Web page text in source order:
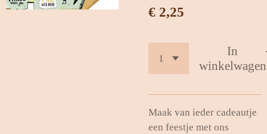
€ 2,25
In
winkelwagen
Maak van ieder cadeautje
een feestje met ons